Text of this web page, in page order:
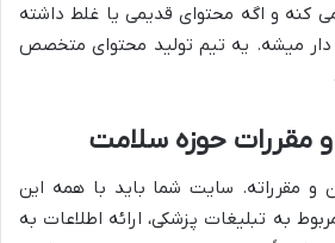
کنه و اگه محتوای قدیمی یا غلط داشته
دار میشه. یه تیم تولید محتوای متخصص
و مقررات حوزه سلامت
و مقرراته. سایت شما باید با همه این
به تبلیغات پزشکی، ارائه اطلاعات به